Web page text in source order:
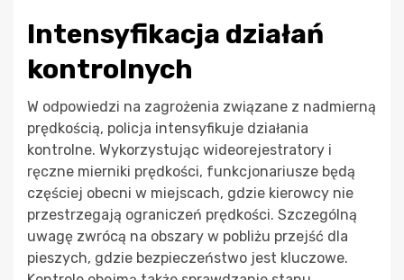
Intensyfikacja działań
kontrolnych
W odpowiedzi na zagrożenia związane z nadmierną
prędkością, policja intensyfikuje działania
kontrolne. Wykorzystując wideorejestratory i
ręczne mierniki prędkości, funkcjonariusze będą
częściej obecni w miejscach, gdzie kierowcy nie
przestrzegają ograniczeń prędkości. Szczególną
uwagę zwrócą na obszary w pobliżu przejść dla
pieszych, gdzie bezpieczeństwo jest kluczowe.